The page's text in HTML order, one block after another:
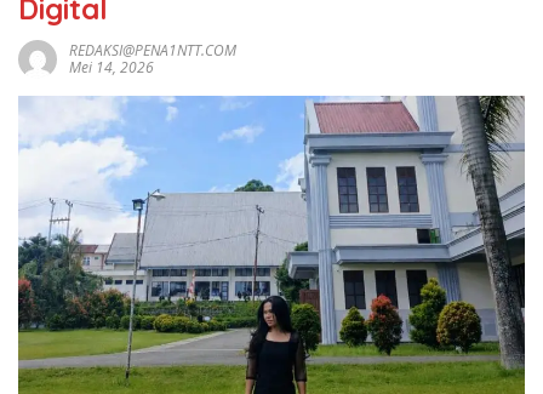
Digital
REDAKSI@PENA1NTT.COM
Mei 14, 2026